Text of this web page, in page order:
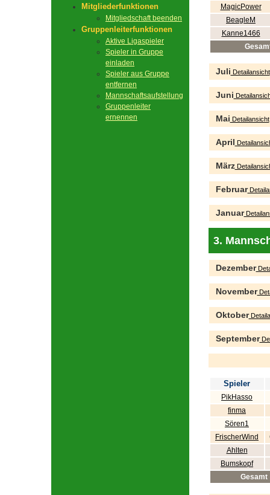
Mitgliederfunktionen
Mitgliedschaft beenden
Gruppenleiterfunktionen
Aktive Ligaspieler
Spieler in Gruppe
einladen
Spieler aus Gruppe
entfernen
Mannschaftsaufstellung
Gruppenleiter
ernennen
MagicPower
BeagleM
Kanne1466
Juli Detailansicht
Juni
Mai Detailansicht
April
März
Februar
Januar
3.
Dezember
November
Oktober
September
Spieler
PikHasso
finma
Sören1
FrischerWind
Ahlten
Bumskopf
Gesamt